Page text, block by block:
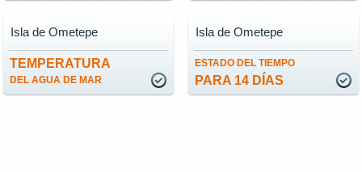
TEMPERATURA
DEL AGUA DE MAR
Isla de Ometepe
ESTADO DEL TIEMPO
PARA 14 DÍAS
Isla de Ometepe